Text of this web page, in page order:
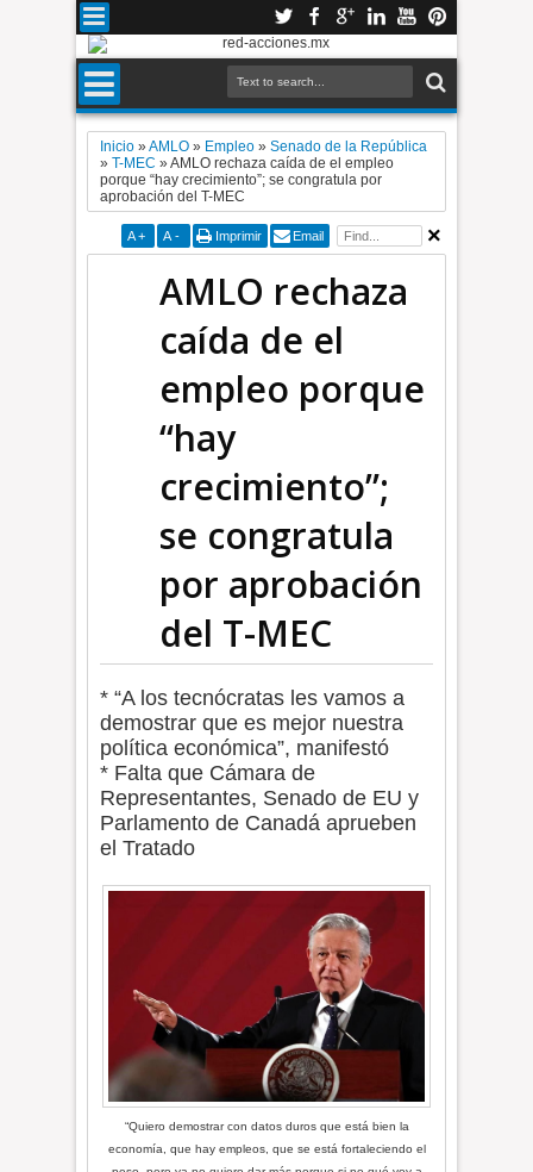
Inicio »AMLO » Empleo »Senado de la República
»T-MEC »AMLO rechaza caída de el empleo
porque “hay crecimiento”; se congratula por
aprobación del T-MEC
A + A - Imprimir Email
AMLO rechaza
caída de el
empleo porque
“hay
crecimiento”;
se congratula
por aprobación
del T-MEC
* “A los tecnócratas les vamos a
demostrar que es mejor nuestra
política económica”, manifestó
* Falta que Cámara de
Representantes, Senado de EU y
Parlamento de Canadá aprueben
el Tratado
“Quiero demostrar con datos duros que está bien la
economía, que hay empleos, que se está fortaleciendo el